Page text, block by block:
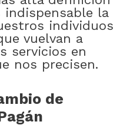
indispensable la
individuos
vuelvan a
servicios en
nos precisen.
de